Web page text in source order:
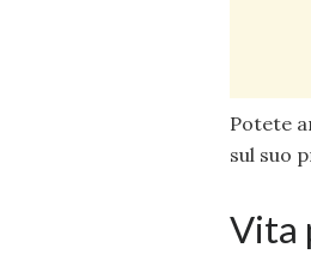
Potete
sul suo
Vita